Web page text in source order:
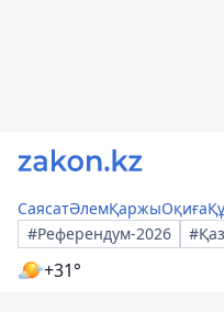
СаясатӘлемҚаржыОқиға
#Референдум-2026
+31°